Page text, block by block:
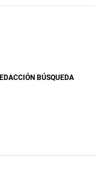
BÚSQUEDA